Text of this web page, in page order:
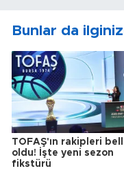
Bunlar da
TOFAŞ'ın rakipleri
oldu! İşte yeni sezon
fikstürü